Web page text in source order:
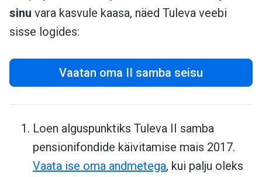
sinu vara kasvule kaasa, näed Tuleva veebi
sisse logides:
Vaatan oma II samba seisu
Loen alguspunktiks Tuleva II samba
pensionifondide käivitamise mais 2017.
Vaata ise oma andmetega, kui palju oleks